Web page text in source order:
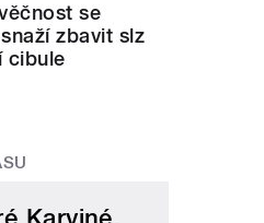
se
zbavit slz
cibule